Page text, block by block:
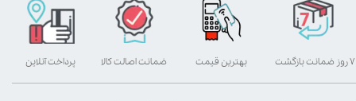
بهترین قیمت پرداخت آنلاین ۷ روز ضمانت بازگشت ضمانت اصالت کالا